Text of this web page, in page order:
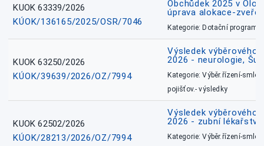
KUOK 63339/2026
KÚOK/136165/2025/OSR/7046
Obchůdek 2025 v
úprava alokace-
Kategorie: Dotační
KUOK 63250/2026
KÚOK/39639/2026/OZ/7994
Výsledek výběrového
2026 - neurologie,
Kategorie: Výběr.řízení-
pojišťov.- výsledky
KUOK 62502/2026
KÚOK/28213/2026/OZ/7994
Výsledek výběrového
2026 - zubní
Kategorie: Výběr.řízení-